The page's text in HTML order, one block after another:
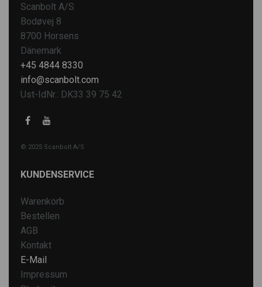
Scanbolt A/S
Bodøvej 8
8700 Horsens
Dänemark
+45 4844 8330
info@scanbolt.com
Ust-IdNr.: DK33 39 75 42
© 2025 Scanbolt A/S
KUNDENSERVICE
Warenkorb
Bestellen
AGB
Kontakt
E-Mail
Impressum